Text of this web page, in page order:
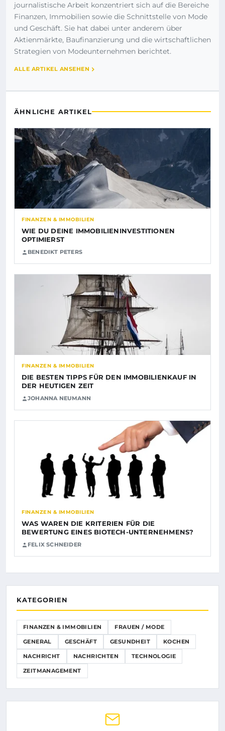
journalistische Arbeit konzentriert sich auf die Bereiche
Finanzen, Immobilien sowie die Schnittstelle von Mode
und Geschäft. Sie hat dabei unter anderem über
Aktienmärkte, Baufinanzierung und die wirtschaftlichen
Strategien von Modeunternehmen berichtet.
ALLE ARTIKEL ANSEHEN
ÄHNLICHE ARTIKEL
FINANZEN & IMMOBILIEN
WIE DU DEINE IMMOBILIENINVESTITIONEN
OPTIMIERST
BENEDIKT PETERS
FINANZEN & IMMOBILIEN
DIE BESTEN TIPPS FÜR DEN IMMOBILIENKAUF IN
DER HEUTIGEN ZEIT
JOHANNA NEUMANN
FINANZEN & IMMOBILIEN
WAS WAREN DIE KRITERIEN FÜR DIE
BEWERTUNG EINES BIOTECH-UNTERNEHMENS?
FELIX SCHNEIDER
KATEGORIEN
FINANZEN & IMMOBILIEN FRAUEN / MODE
GENERAL GESCHÄFT GESUNDHEIT KOCHEN
NACHRICHT NACHRICHTEN TECHNOLOGIE
ZEITMANAGEMENT